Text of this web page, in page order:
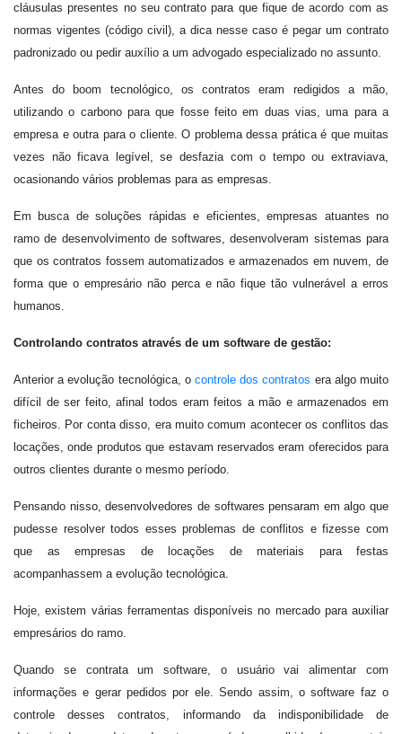
cláusulas presentes no seu contrato para que fique de acordo com as
normas vigentes (código civil), a dica nesse caso é pegar um contrato
padronizado ou pedir auxílio a um advogado especializado no assunto.
Antes do boom tecnológico, os contratos eram redigidos a mão,
utilizando o carbono para que fosse feito em duas vias, uma para a
empresa e outra para o cliente. O problema dessa prática é que muitas
vezes não ficava legível, se desfazia com o tempo ou extraviava,
ocasionando vários problemas para as empresas.
Em busca de soluções rápidas e eficientes, empresas atuantes no
ramo de desenvolvimento de softwares, desenvolveram sistemas para
que os contratos fossem automatizados e armazenados em nuvem, de
forma que o empresário não perca e não fique tão vulnerável a erros
humanos.
Controlando contratos através de um software de gestão:
Anterior a evolução tecnológica, o controle dos contratos era algo muito
difícil de ser feito, afinal todos eram feitos a mão e armazenados em
ficheiros. Por conta disso, era muito comum acontecer os conflitos das
locações, onde produtos que estavam reservados eram oferecidos para
outros clientes durante o mesmo período.
Pensando nisso, desenvolvedores de softwares pensaram em algo que
pudesse resolver todos esses problemas de conflitos e fizesse com
que as empresas de locações de materiais para festas
acompanhassem a evolução tecnológica.
Hoje, existem várias ferramentas disponíveis no mercado para auxiliar
empresários do ramo.
Quando se contrata um software, o usuário vai alimentar com
informações e gerar pedidos por ele. Sendo assim, o software faz o
controle desses contratos, informando da indisponibilidade de